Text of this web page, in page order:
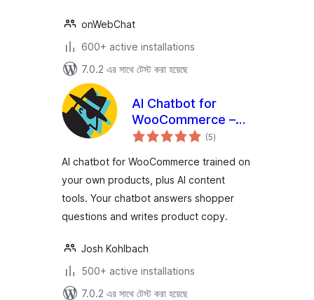
onWebChat
600+ active installations
7.0.2 এর সাথে টেস্ট করা হয়েছে
AI Chatbot for
WooCommerce –
StoreAgent (5total
ratings
)
AI chatbot for WooCommerce trained on
your own products, plus AI content
tools. Your chatbot answers shopper
questions and writes product copy.
Josh Kohlbach
500+ active installations
7.0.2 এর সাথে টেস্ট করা হয়েছে